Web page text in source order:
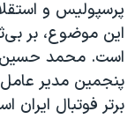
پرسپولیس و
این موضوع، بر
است. محمد حسین
پنجمین مدیر
برتر فوتبال ایران